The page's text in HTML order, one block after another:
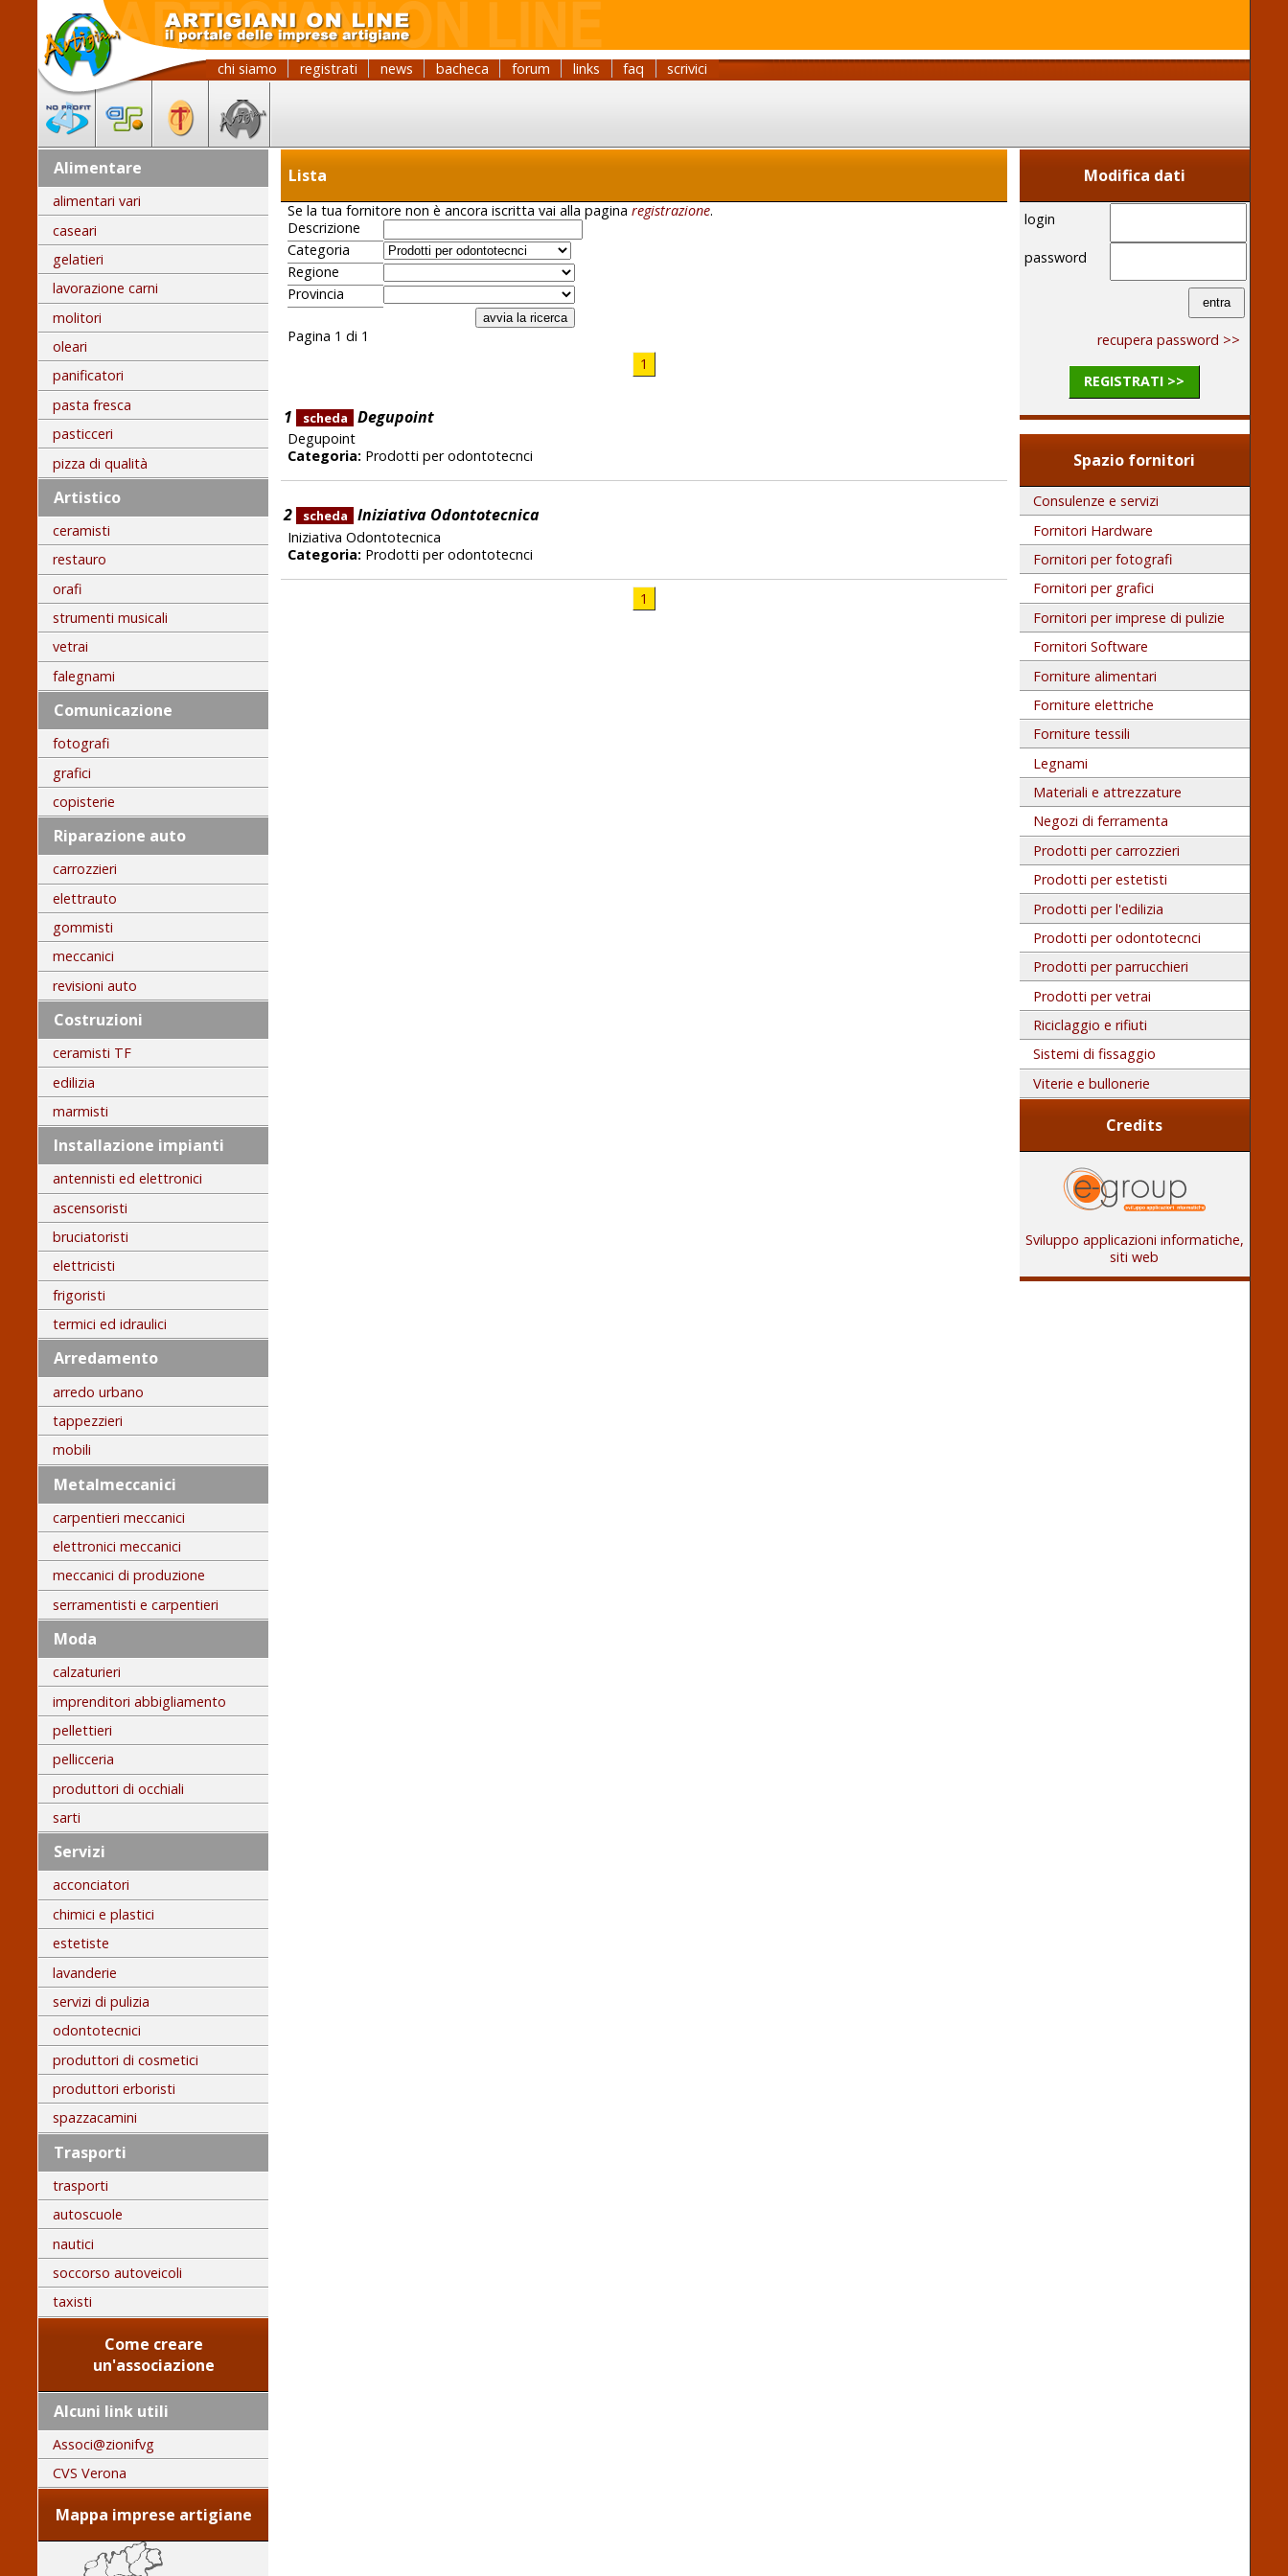
chi siamo registrati news bacheca forum links faq scrivici
Alimentare
alimentari vari
caseari
gelatieri
lavorazione carni
molitori
oleari
panificatori
pasta fresca
pasticceri
pizza di qualità
Artistico
ceramisti
restauro
orafi
strumenti musicali
vetrai
falegnami
Comunicazione
fotografi
grafici
copisterie
Riparazione auto
carrozzieri
elettrauto
gommisti
meccanici
revisioni auto
Costruzioni
ceramisti TF
edilizia
marmisti
Installazione impianti
antennisti ed elettronici
ascensoristi
bruciatoristi
elettricisti
frigoristi
termici ed idraulici
Arredamento
arredo urbano
tappezzieri
mobili
Metalmeccanici
carpentieri meccanici
elettronici meccanici
meccanici di produzione
serramentisti e carpentieri
Moda
calzaturieri
imprenditori abbigliamento
pellettieri
pellicceria
produttori di occhiali
sarti
Servizi
acconciatori
chimici e plastici
estetiste
lavanderie
servizi di pulizia
odontotecnici
produttori di cosmetici
produttori erboristi
spazzacamini
Trasporti
trasporti
autoscuole
nautici
soccorso autoveicoli
taxisti
Come creare
un'associazione
Alcuni link utili
Associ@zionifvg
CVS Verona
Mappa imprese artigiane
Lista
Se la tua fornitore non è ancora iscritta vai alla paginaregistrazione.
Descrizione
Categoria
Regione
Provincia
Pagina 1 di 1
1
1 scheda Degupoint
Degupoint
Categoria: Prodotti per odontotecnci
2 scheda Iniziativa Odontotecnica
Iniziativa Odontotecnica
Categoria: Prodotti per odontotecnci
1
Modifica dati
login
password
recupera password >>
REGISTRATI >>
Spazio fornitori
Consulenze e servizi
Fornitori Hardware
Fornitori per fotografi
Fornitori per grafici
Fornitori per imprese di pulizie
Fornitori Software
Forniture alimentari
Forniture elettriche
Forniture tessili
Legnami
Materiali e attrezzature
Negozi di ferramenta
Prodotti per carrozzieri
Prodotti per estetisti
Prodotti per l'edilizia
Prodotti per odontotecnci
Prodotti per parrucchieri
Prodotti per vetrai
Riciclaggio e rifiuti
Sistemi di fissaggio
Viterie e bullonerie
Credits
Sviluppo applicazioni informatiche,
siti web